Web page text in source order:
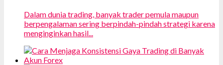
Dalam dunia trading, banyak trader pemula maupun
berpengalaman sering berpindah-pindah strategi karena
menginginkan hasil...